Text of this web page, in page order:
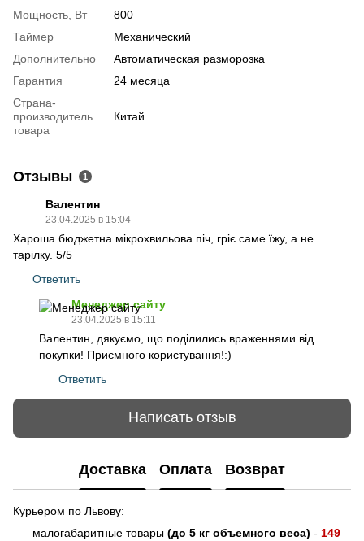
Мощность, Вт
800
Таймер
Механический
Дополнительно
Автоматическая разморозка
Гарантия
24 месяца
Страна-
производитель
товара
Китай
Отзывы 1
Валентин
23.04.2025 в 15:04
Хароша бюджетна мікрохвильова піч, гріє саме їжу, а не
тарілку. 5/5
Ответить
Менеджер сайту
23.04.2025 в 15:11
Валентин, дякуємо, що поділились враженнями від
покупки! Приємного користування!:)
Ответить
Написать отзыв
Доставка Оплата Возврат
Курьером по Львову:
малогабаритные товары (до 5 кг объемного веса) - 149